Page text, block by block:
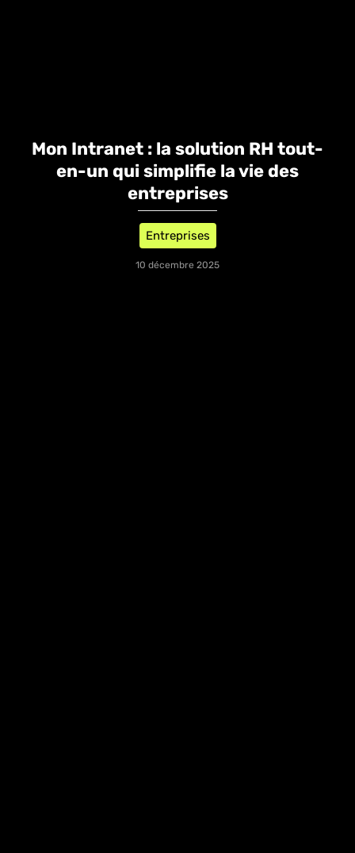
Mon Intranet : la solution RH tout-
en-un qui simplifie la vie des
entreprises
Entreprises
10 décembre 2025